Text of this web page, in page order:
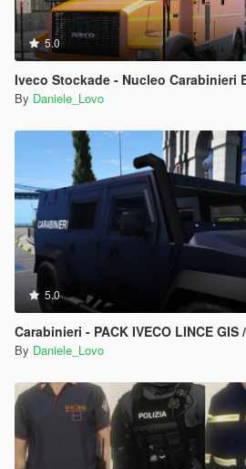
5.0
Iveco Stockade - Nucleo Carabinieri
By Daniele_Lovo
5.0
Carabinieri - PACK IVECO LINCE GIS
By Daniele_Lovo